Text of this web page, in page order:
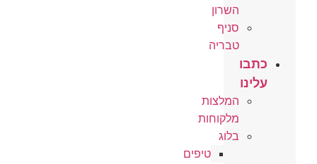
השרון
סניף
טבריה
כתבו
עלינו
המלצות
מלקוחות
בלוג
טיפים